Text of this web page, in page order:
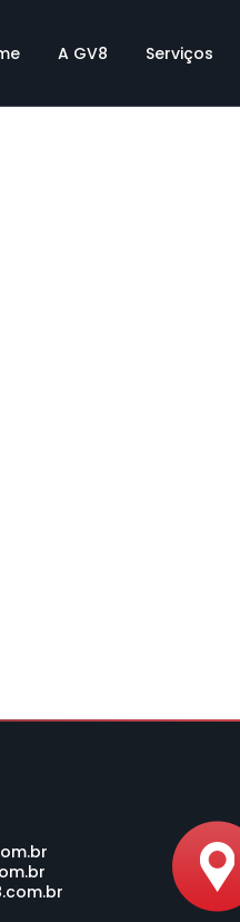
A GV8 Serviços